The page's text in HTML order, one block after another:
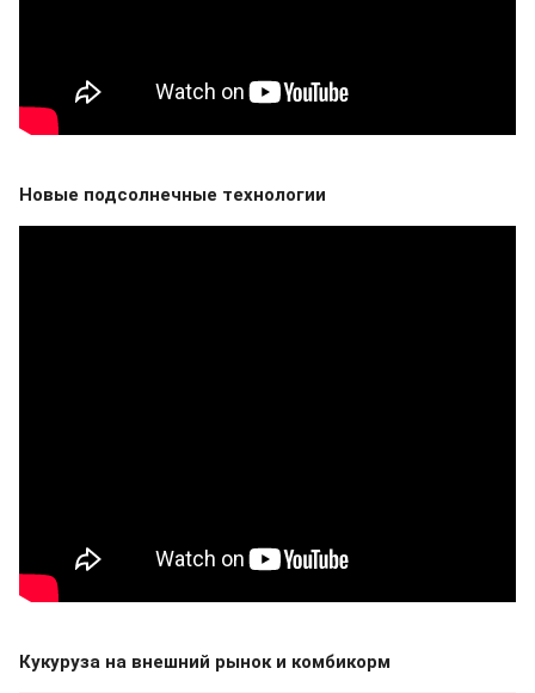
Новые подсолнечные технологии
Кукуруза на внешний рынок и комбикорм